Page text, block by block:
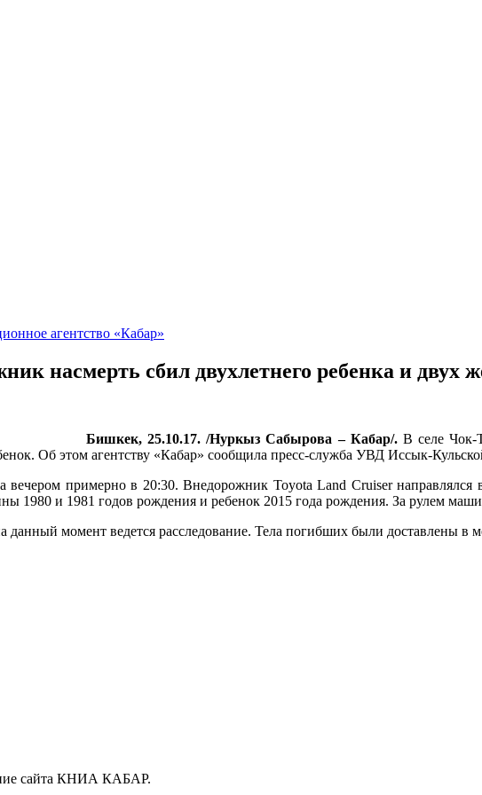
насмерть сбил двухлетнего ребенка и двух
Бишкек, 25.10.17. /Нуркыз Сабырова – Кабар/.В селе Чок-
Об этом агентству «Кабар» сообщила пресс-служба УВД Иссык-
примерно в 20:30. Внедорожник Toyota Land Cruiser
1980 и 1981 годов рождения и ребенок 2015 года рождения. За рулем
данный момент ведется расследование. Тела погибших были доставлены
сайта КНИА КАБАР.